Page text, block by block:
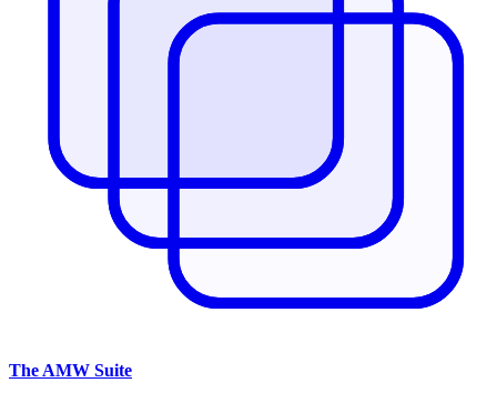
The AMW Suite